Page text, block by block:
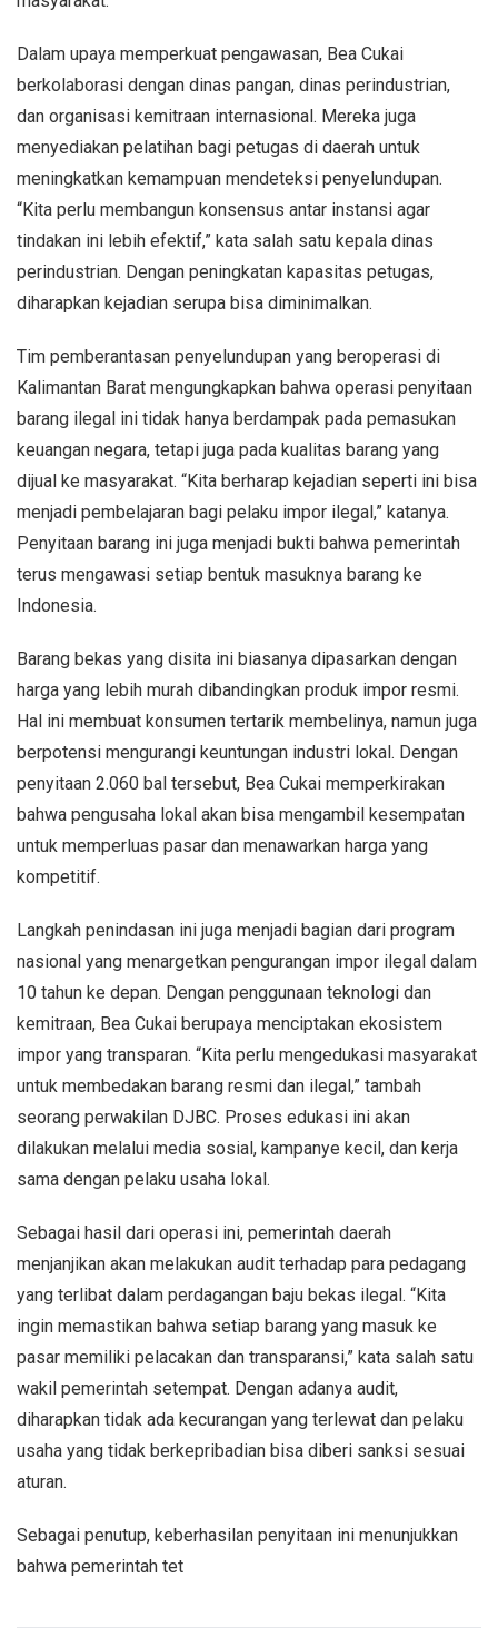
Dalam upaya memperkuat pengawasan, Bea Cukai
berkolaborasi dengan dinas pangan, dinas perindustrian,
dan organisasi kemitraan internasional. Mereka juga
menyediakan pelatihan bagi petugas di daerah untuk
meningkatkan kemampuan mendeteksi penyelundupan.
“Kita perlu membangun konsensus antar instansi agar
tindakan ini lebih efektif,” kata salah satu kepala dinas
perindustrian. Dengan peningkatan kapasitas petugas,
diharapkan kejadian serupa bisa diminimalkan.
Tim pemberantasan penyelundupan yang beroperasi di
Kalimantan Barat mengungkapkan bahwa operasi penyitaan
barang ilegal ini tidak hanya berdampak pada pemasukan
keuangan negara, tetapi juga pada kualitas barang yang
dijual ke masyarakat. “Kita berharap kejadian seperti ini bisa
menjadi pembelajaran bagi pelaku impor ilegal,” katanya.
Penyitaan barang ini juga menjadi bukti bahwa pemerintah
terus mengawasi setiap bentuk masuknya barang ke
Indonesia.
Barang bekas yang disita ini biasanya dipasarkan dengan
harga yang lebih murah dibandingkan produk impor resmi.
Hal ini membuat konsumen tertarik membelinya, namun juga
berpotensi mengurangi keuntungan industri lokal. Dengan
penyitaan 2.060 bal tersebut, Bea Cukai memperkirakan
bahwa pengusaha lokal akan bisa mengambil kesempatan
untuk memperluas pasar dan menawarkan harga yang
kompetitif.
Langkah penindasan ini juga menjadi bagian dari program
nasional yang menargetkan pengurangan impor ilegal dalam
10 tahun ke depan. Dengan penggunaan teknologi dan
kemitraan, Bea Cukai berupaya menciptakan ekosistem
impor yang transparan. “Kita perlu mengedukasi masyarakat
untuk membedakan barang resmi dan ilegal,” tambah
seorang perwakilan DJBC. Proses edukasi ini akan
dilakukan melalui media sosial, kampanye kecil, dan kerja
sama dengan pelaku usaha lokal.
Sebagai hasil dari operasi ini, pemerintah daerah
menjanjikan akan melakukan audit terhadap para pedagang
yang terlibat dalam perdagangan baju bekas ilegal. “Kita
ingin memastikan bahwa setiap barang yang masuk ke
pasar memiliki pelacakan dan transparansi,” kata salah satu
wakil pemerintah setempat. Dengan adanya audit,
diharapkan tidak ada kecurangan yang terlewat dan pelaku
usaha yang tidak berkepribadian bisa diberi sanksi sesuai
aturan.
Sebagai penutup, keberhasilan penyitaan ini menunjukkan
bahwa pemerintah tet